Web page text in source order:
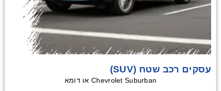
עסקים רכב שטח (SUV)
Chevrolet Suburban או דומא